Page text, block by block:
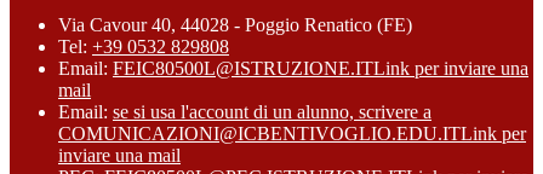
Via Cavour 40, 44028 - Poggio Renatico (FE)
Tel: +39 0532 829808
Email: FEIC80500L@ISTRUZIONE.ITLink per inviare una
mail
Email: se si usa l'account di un alunno, scrivere a
COMUNICAZIONI@ICBENTIVOGLIO.EDU.ITLink per
inviare una mail